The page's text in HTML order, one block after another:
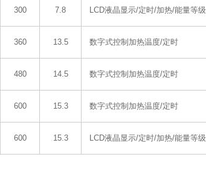
300 7.8 LCD液晶显示/定时/加热/能量等级
360 13.5 数字式控制加热温度/定时
480 14.5 数字式控制加热温度/定时
600 15.3 数字式控制加热温度/定时
600 15.3 LCD液晶显示/定时/加热/能量等级